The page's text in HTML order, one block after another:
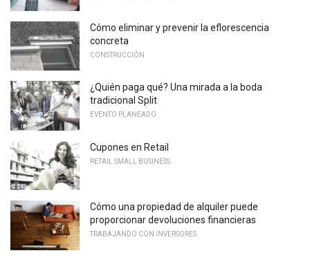
Cómo eliminar y prevenir la eflorescencia
concreta
CONSTRUCCIÓN
¿Quién paga qué? Una mirada a la boda
tradicional Split
EVENTO PLANEADO
Cupones en Retail
RETAIL SMALL BUSINESS
Cómo una propiedad de alquiler puede
proporcionar devoluciones financieras
TRABAJANDO CON INVERSORES